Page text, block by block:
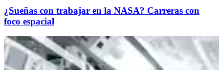
¿Sueñas con trabajar en la NASA? Carreras con
foco espacial